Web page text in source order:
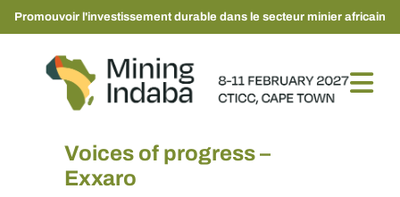
Promouvoir l'investissement durable dans le secteur minier africain
Voices of progress –
Exxaro